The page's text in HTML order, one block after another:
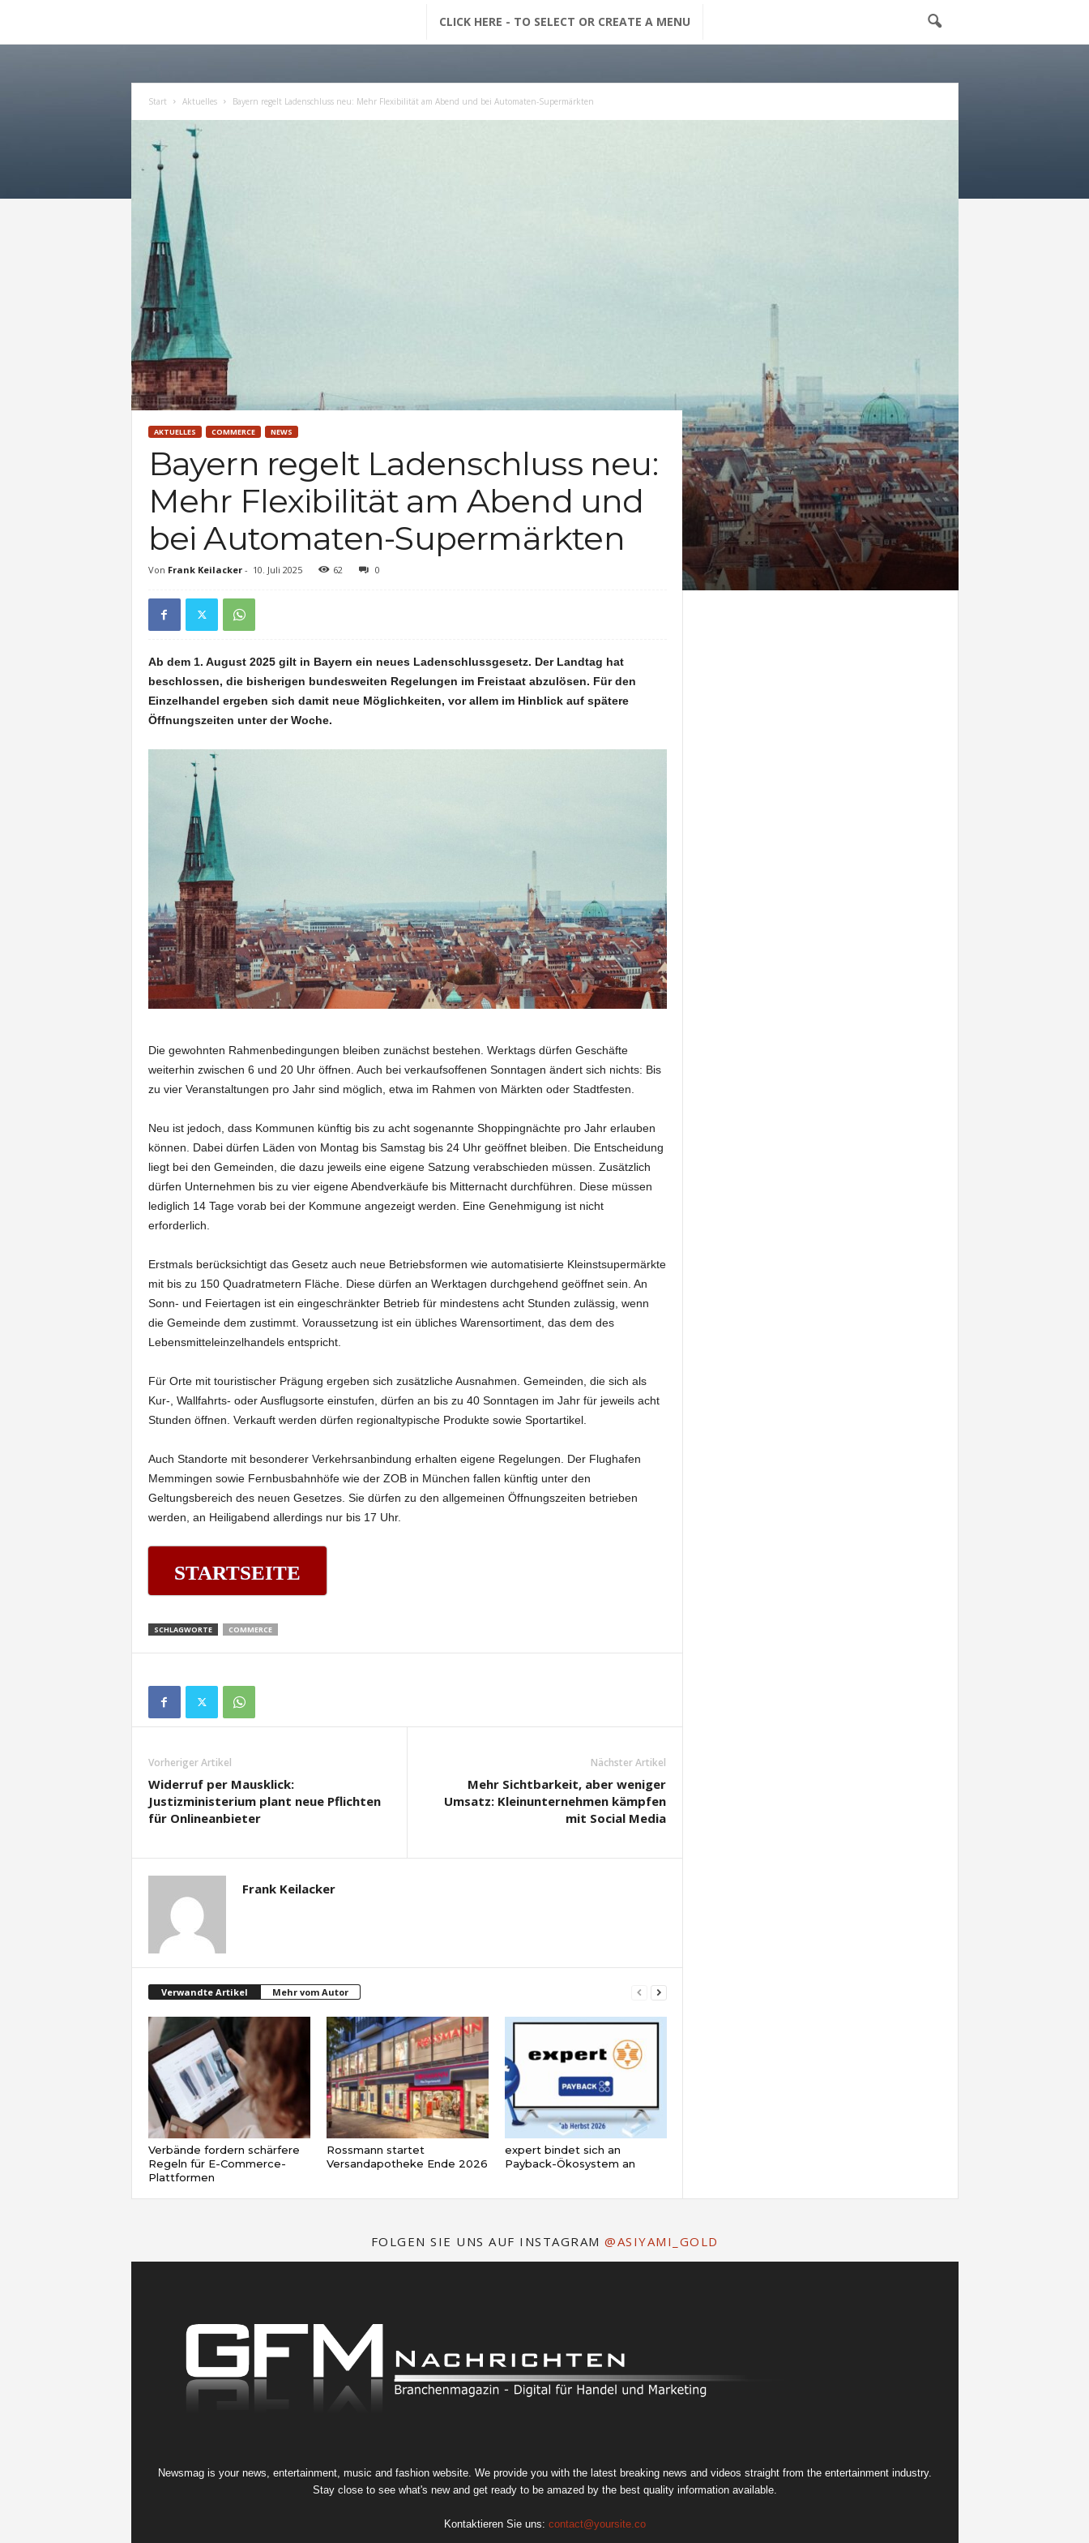
M
t
e
n
CLICK HERE - TO SELECT OR CREATE A MENU
Start Aktuelles Bayern regelt Ladenschluss neu: Mehr Flexibilität am Abend und bei Automaten-Supermärkten
AKTUELLES COMMERCE NEWS
Bayern regelt Ladenschluss neu:
Mehr Flexibilität am Abend und
bei Automaten-Supermärkten
Von Frank Keilacker- 10. Juli 2025 62 0
Ab dem 1. August 2025 gilt in Bayern ein neues Ladenschlussgesetz. Der Landtag hat
beschlossen, die bisherigen bundesweiten Regelungen im Freistaat abzulösen. Für den
Einzelhandel ergeben sich damit neue Möglichkeiten, vor allem im Hinblick auf spätere
Öffnungszeiten unter der Woche.
Die gewohnten Rahmenbedingungen bleiben zunächst bestehen. Werktags dürfen Geschäfte
weiterhin zwischen 6 und 20 Uhr öffnen. Auch bei verkaufsoffenen Sonntagen ändert sich nichts: Bis
zu vier Veranstaltungen pro Jahr sind möglich, etwa im Rahmen von Märkten oder Stadtfesten.
Neu ist jedoch, dass Kommunen künftig bis zu acht sogenannte Shoppingnächte pro Jahr erlauben
können. Dabei dürfen Läden von Montag bis Samstag bis 24 Uhr geöffnet bleiben. Die Entscheidung
liegt bei den Gemeinden, die dazu jeweils eine eigene Satzung verabschieden müssen. Zusätzlich
dürfen Unternehmen bis zu vier eigene Abendverkäufe bis Mitternacht durchführen. Diese müssen
lediglich 14 Tage vorab bei der Kommune angezeigt werden. Eine Genehmigung ist nicht
erforderlich.
Erstmals berücksichtigt das Gesetz auch neue Betriebsformen wie automatisierte Kleinstsupermärkte
mit bis zu 150 Quadratmetern Fläche. Diese dürfen an Werktagen durchgehend geöffnet sein. An
Sonn- und Feiertagen ist ein eingeschränkter Betrieb für mindestens acht Stunden zulässig, wenn
die Gemeinde dem zustimmt. Voraussetzung ist ein übliches Warensortiment, das dem des
Lebensmitteleinzelhandels entspricht.
Für Orte mit touristischer Prägung ergeben sich zusätzliche Ausnahmen. Gemeinden, die sich als
Kur-, Wallfahrts- oder Ausflugsorte einstufen, dürfen an bis zu 40 Sonntagen im Jahr für jeweils acht
Stunden öffnen. Verkauft werden dürfen regionaltypische Produkte sowie Sportartikel.
Auch Standorte mit besonderer Verkehrsanbindung erhalten eigene Regelungen. Der Flughafen
Memmingen sowie Fernbusbahnhöfe wie der ZOB in München fallen künftig unter den
Geltungsbereich des neuen Gesetzes. Sie dürfen zu den allgemeinen Öffnungszeiten betrieben
werden, an Heiligabend allerdings nur bis 17 Uhr.
STARTSEITE
SCHLAGWORTE COMMERCE
Vorheriger Artikel
Widerruf per Mausklick:
Justizministerium plant neue Pflichten
für Onlineanbieter
Nächster Artikel
Mehr Sichtbarkeit, aber weniger
Umsatz: Kleinunternehmen kämpfen
mit Social Media
Frank Keilacker
Verwandte Artikel Mehr vom Autor
Verbände fordern schärfere
Regeln für E-Commerce-
Plattformen
Rossmann startet
Versandapotheke Ende 2026
expert bindet sich an
Payback-Ökosystem an
FOLGEN SIE UNS AUF INSTAGRAM @ASIYAMI_GOLD
Newsmag is your news, entertainment, music and fashion website. We provide you with the latest breaking news and videos straight from the entertainment industry.
Stay close to see what's new and get ready to be amazed by the best quality information available.
Kontaktieren Sie uns: contact@yoursite.co